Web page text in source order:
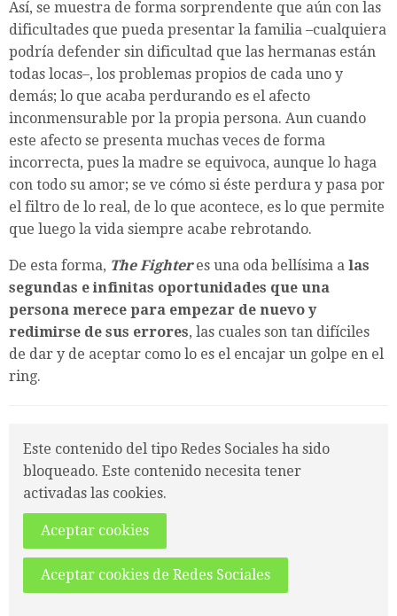
Así, se muestra de forma sorprendente que aún con las
dificultades que pueda presentar la familia –cualquiera
podría defender sin dificultad que las hermanas están
todas locas–, los problemas propios de cada uno y
demás; lo que acaba perdurando es el afecto
inconmensurable por la propia persona. Aun cuando
este afecto se presenta muchas veces de forma
incorrecta, pues la madre se equivoca, aunque lo haga
con todo su amor; se ve cómo si éste perdura y pasa por
el filtro de lo real, de lo que acontece, es lo que permite
que luego la vida siempre acabe rebrotando.
De esta forma, The Fighteres una oda bellísima a las
segundas e infinitas oportunidades que una
persona merece para empezar de nuevo y
redimirse de sus errores, las cuales son tan difíciles
de dar y de aceptar como lo es el encajar un golpe en el
ring.
Este contenido del tipo Redes Sociales ha sido
bloqueado. Este contenido necesita tener
activadas las cookies.
Aceptar cookies
Aceptar cookies de Redes Sociales